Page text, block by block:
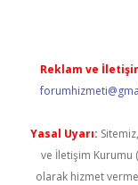
Reklam ve
Yasal Uyarı:
ve İletişim Kurumu
olarak hizmet